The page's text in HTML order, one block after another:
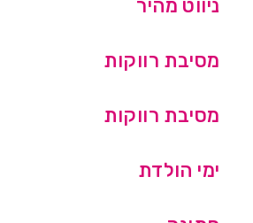
ניווט מהיר
מסיבת רווקות
מסיבת רווקות
ימי הולדת